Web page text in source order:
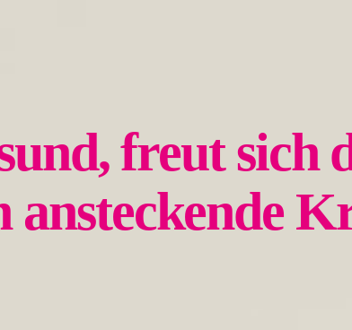
freut sich
ansteckende